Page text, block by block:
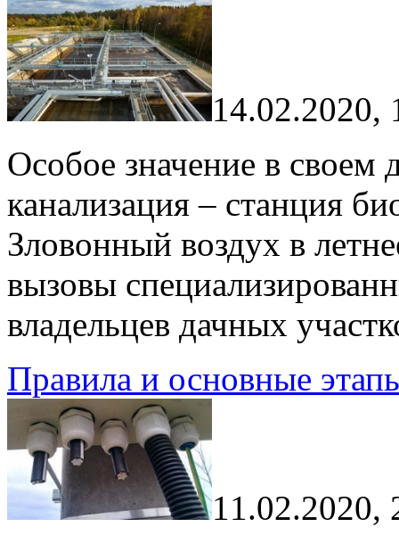
14.02.2020,
Особое значение в своем
канализация – станция
Зловонный воздух в
вызовы
владельцев дачных
Правила и основные
11.02.2020,